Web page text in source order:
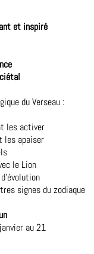
et inspiré
du Verseau :
les activer
les apaiser
le Lion
signes du zodiaque
au 21